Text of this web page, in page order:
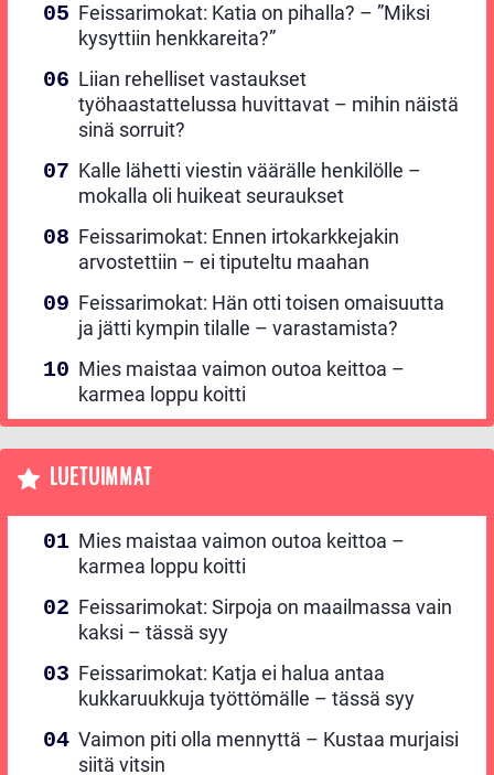
Feissarimokat: Katia on pihalla? – ”Miksi
kysyttiin henkkareita?”
Liian rehelliset vastaukset
työhaastattelussa huvittavat – mihin näistä
sinä sorruit?
Kalle lähetti viestin väärälle henkilölle –
mokalla oli huikeat seuraukset
Feissarimokat: Ennen irtokarkkejakin
arvostettiin – ei tiputeltu maahan
Feissarimokat: Hän otti toisen omaisuutta
ja jätti kympin tilalle – varastamista?
Mies maistaa vaimon outoa keittoa –
karmea loppu koitti
LUETUIMMAT
Mies maistaa vaimon outoa keittoa –
karmea loppu koitti
Feissarimokat: Sirpoja on maailmassa vain
kaksi – tässä syy
Feissarimokat: Katja ei halua antaa
kukkaruukkuja työttömälle – tässä syy
Vaimon piti olla mennyttä – Kustaa murjaisi
siitä vitsin